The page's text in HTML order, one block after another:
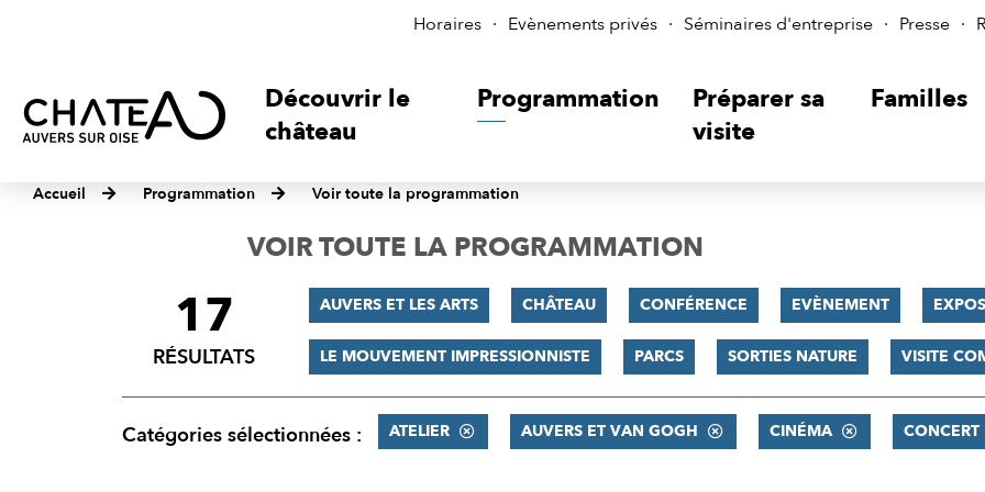
Horaires Evènements privés Séminaires d'entreprise Presse
Découvrir le
château
Programmation
Préparer sa
visite
Familles
Accueil Programmation Voir toute la programmation
VOIR TOUTE LA PROGRAMMATION
FILTRER
RÉSULTATS
17
RÉSULTATS
AUVERS ET LES ARTS CHÂTEAU CONFÉRENCE EVÈNEMENT
LE MOUVEMENT IMPRESSIONNISTE PARCS SORTIES NATURE VISITE
Catégories sélectionnées : ATELIER AUVERS ET VAN GOGH CINÉMA CONCERT